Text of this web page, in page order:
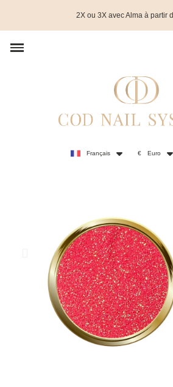
2X ou 3X avec Alma à partir
Français € Euro